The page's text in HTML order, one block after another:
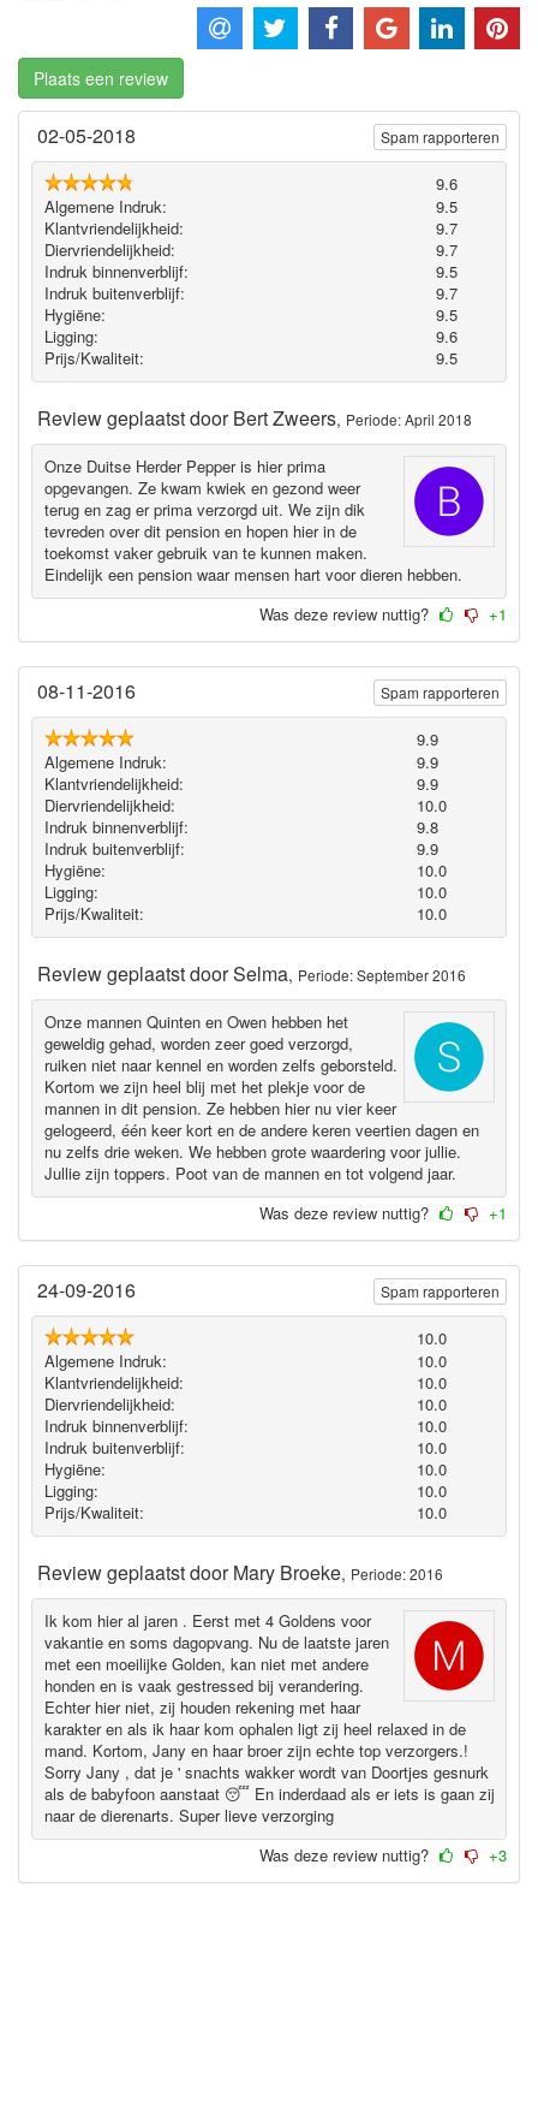
Plaats een review
02-05-2018
9.6
Algemene Indruk:
9.5
Klantvriendelijkheid:
9.7
Diervriendelijkheid:
9.7
Indruk binnenverblijf:
9.5
Indruk buitenverblijf:
9.7
Hygiëne‎:
9.5
Ligging:
9.6
Prijs/Kwaliteit:
9.5
Review geplaatst doorBert Zweers, Periode: April 2018
Onze Duitse Herder Pepper is hier prima
opgevangen. Ze kwam kwiek en gezond weer
terug en zag er prima verzorgd uit. We zijn dik
tevreden over dit pension en hopen hier in de
toekomst vaker gebruik van te kunnen maken.
Eindelijk een pension waar mensen hart voor dieren hebben.
Spam rapporteren
Was deze review nuttig? +1
08-11-2016
9.9
Algemene Indruk:
9.9
Klantvriendelijkheid:
9.9
Diervriendelijkheid:
10.0
Indruk binnenverblijf:
9.8
Indruk buitenverblijf:
9.9
Hygiëne‎:
10.0
Ligging:
10.0
Prijs/Kwaliteit:
10.0
Review geplaatst doorSelma, Periode: September 2016
Onze mannen Quinten en Owen hebben het
geweldig gehad, worden zeer goed verzorgd,
ruiken niet naar kennel en worden zelfs geborsteld.
Kortom we zijn heel blij met het plekje voor de
mannen in dit pension. Ze hebben hier nu vier keer
gelogeerd, één keer kort en de andere keren veertien dagen en
nu zelfs drie weken. We hebben grote waardering voor jullie.
Jullie zijn toppers. Poot van de mannen en tot volgend jaar.
Spam rapporteren
Was deze review nuttig? +1
24-09-2016
10.0
Algemene Indruk:
10.0
Klantvriendelijkheid:
10.0
Diervriendelijkheid:
10.0
Indruk binnenverblijf:
10.0
Indruk buitenverblijf:
10.0
Hygiëne‎:
10.0
Ligging:
10.0
Prijs/Kwaliteit:
10.0
Review geplaatst doorMary Broeke, Periode: 2016
Ik kom hier al jaren . Eerst met 4 Goldens voor
vakantie en soms dagopvang. Nu de laatste jaren
met een moeilijke Golden, kan niet met andere
honden en is vaak gestressed bij verandering.
Echter hier niet, zij houden rekening met haar
karakter en als ik haar kom ophalen ligt zij heel relaxed in de
mand. Kortom, Jany en haar broer zijn echte top verzorgers.!
Sorry Jany , dat je ' snachts wakker wordt van Doortjes gesnurk
als de babyfoon aanstaat 😴 En inderdaad als er iets is gaan zij
naar de dierenarts. Super lieve verzorging
Spam rapporteren
Was deze review nuttig? +3